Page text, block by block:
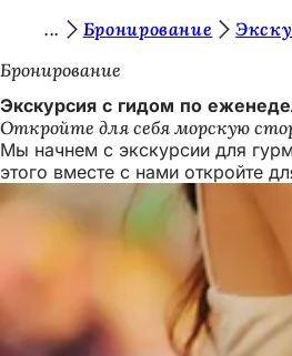
Перейти к содержимому
ы
з
д
е
с
Бронирование
Бронирование
Экскурсия с гидом по
Откройте для себя морскую
Мы начнем с экскурсии для
этого вместе с нами откройте